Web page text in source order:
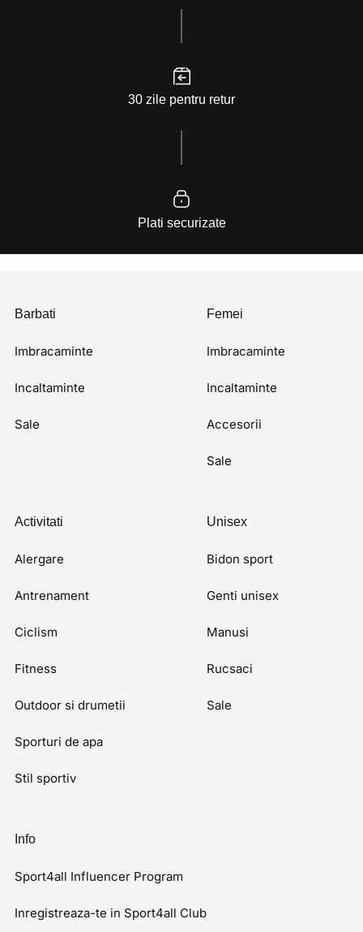
30 zile pentru retur
Plati securizate
Barbati
Imbracaminte
Incaltaminte
Sale
Femei
Imbracaminte
Incaltaminte
Accesorii
Sale
Activitati
Alergare
Antrenament
Ciclism
Fitness
Outdoor si drumetii
Sporturi de apa
Stil sportiv
Unisex
Bidon sport
Genti unisex
Manusi
Rucsaci
Sale
Info
Sport4all Influencer Program
Inregistreaza-te in Sport4all Club